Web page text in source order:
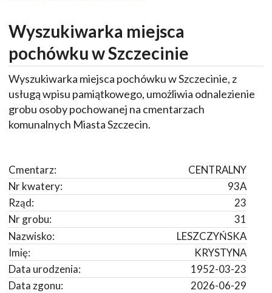
Wyszukiwarka miejsca
pochówku w Szczecinie
Wyszukiwarka miejsca pochówku w Szczecinie, z
usługą wpisu pamiątkowego, umożliwia odnalezienie
grobu osoby pochowanej na cmentarzach
komunalnych Miasta Szczecin.
CENTRALNY
Cmentarz:
93A
Nr kwatery:
23
Rząd:
31
Nr grobu:
LESZCZYŃSKA
Nazwisko:
KRYSTYNA
Imię:
1952-03-23
Data urodzenia:
2026-06-29
Data zgonu: